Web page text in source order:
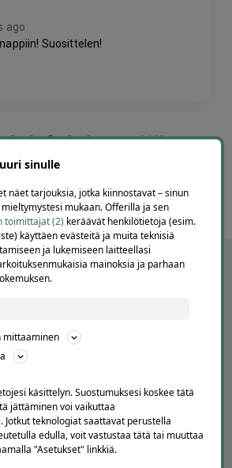
ago
Suosittelen!
6 / 60
sinulle
näet tarjouksia, jotka kiinnostavat – sinun
mukaan. Offerilla ja sen
toimittajat (2) keräävät henkilötietoja (esim.
käyttäen evästeitä ja muita teknisiä
ja lukemiseen laitteellasi
mainoksia ja parhaan
mittaaminen
käsittelyn. Suostumuksesi koskee tätä
jättäminen voi vaikuttaa
Jotkut teknologiat saattavat perustella
edulla, voit vastustaa tätä tai muuttaa
"Asetukset" linkkiä.